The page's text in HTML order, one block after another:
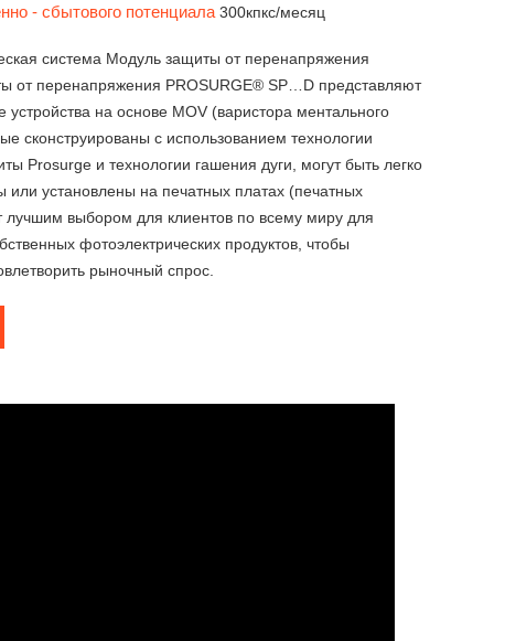
- сбытового потенциала300кпкс/месяц
система Модуль защиты от перенапряжения
от перенапряжения PROSURGE® SP…D представляют
устройства на основе MOV (варистора ментального
сконструированы с использованием технологии
Prosurge и технологии гашения дуги, могут быть легко
или установлены на печатных платах (печатных
лучшим выбором для клиентов по всему миру для
фотоэлектрических продуктов, чтобы
рыночный спрос.